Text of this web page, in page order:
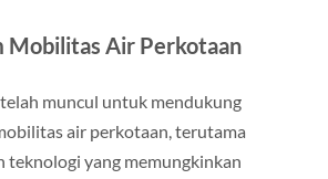
Mobilitas Air Perkotaan
muncul untuk mendukung
air perkotaan, terutama
teknologi yang memungkinkan